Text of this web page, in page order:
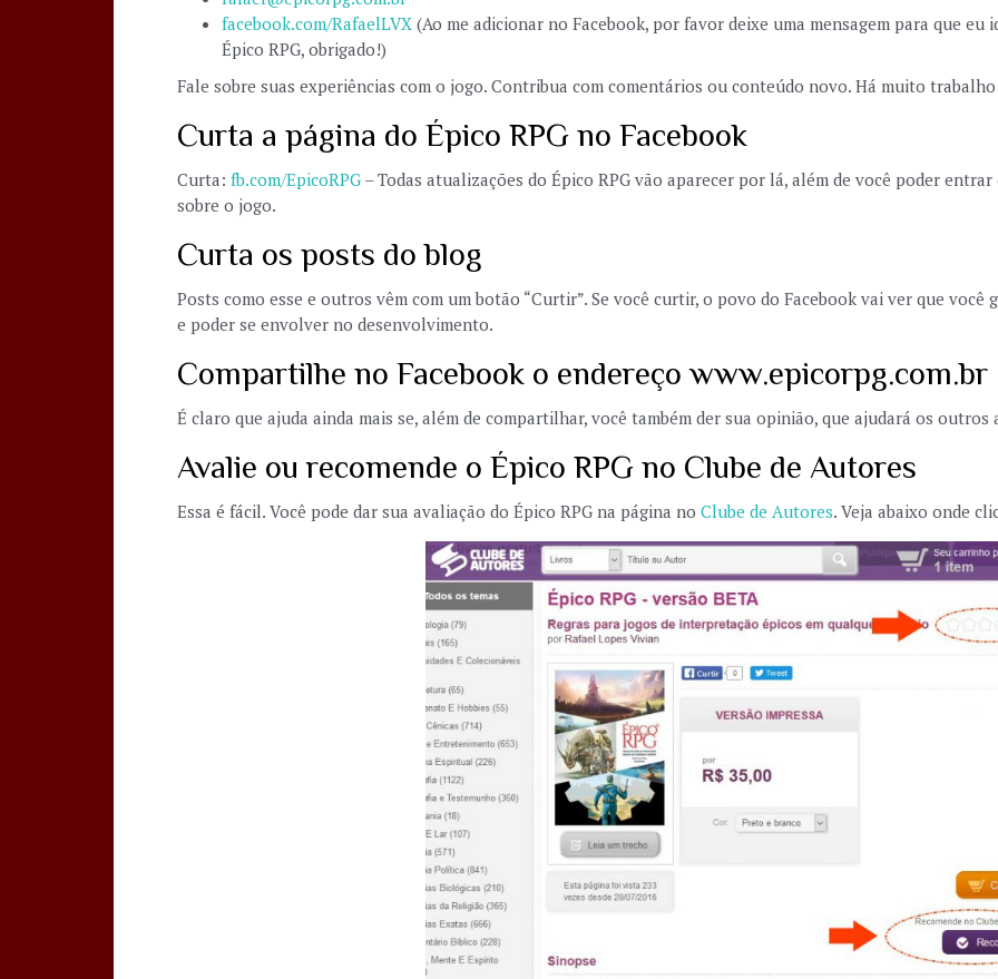
facebook.com/RafaelLVX (Ao me adicionar no Facebook, por favor deixe uma mensagem para que
Épico RPG, obrigado!)
Fale sobre suas experiências com o jogo. Contribua com comentários ou conteúdo novo. Há muito
Curta a página do Épico RPG no Facebook
Curta: fb.com/EpicoRPG – Todas atualizações do Épico RPG vão aparecer por lá, além de você poder
sobre o jogo.
Curta os posts do blog
Posts como esse e outros vêm com um botão “Curtir”. Se você curtir, o povo do Facebook vai ver que
e poder se envolver no desenvolvimento.
Compartilhe no Facebook o endereço www.epicorpg.com.br
É claro que ajuda ainda mais se, além de compartilhar, você também der sua opinião, que ajudará os
Avalie ou recomende o Épico RPG no Clube de Autores
Essa é fácil. Você pode dar sua avaliação do Épico RPG na página no Clube de Autores. Veja abaixo onde